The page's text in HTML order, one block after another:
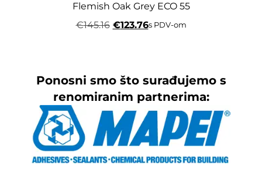
Flemish Oak Grey ECO 55
€145.16 €123.76s PDV-om
Ponosni smo što surađujemo s
renomiranim partnerima: